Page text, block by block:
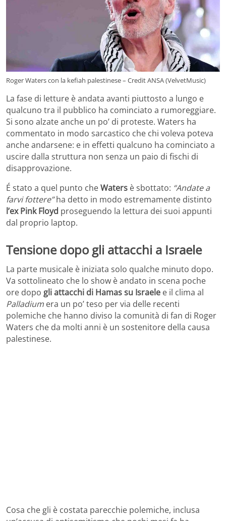
Roger Waters con la kefiah palestinese – Credit ANSA (VelvetMusic)
La fase di letture è andata avanti piuttosto a lungo e
qualcuno tra il pubblico ha cominciato a rumoreggiare.
Si sono alzate anche un po’ di proteste. Waters ha
commentato in modo sarcastico che chi voleva poteva
anche andarsene: e in effetti qualcuno ha cominciato a
uscire dalla struttura non senza un paio di fischi di
disapprovazione.
É stato a quel punto cheWaters è sbottato: “Andate a
farvi fottere”ha detto in modo estremamente distinto
l’ex Pink Floyd proseguendo la lettura dei suoi appunti
dal proprio laptop.
Tensione dopo gli attacchi a Israele
La parte musicale è iniziata solo qualche minuto dopo.
Va sottolineato che lo show è andato in scena poche
ore dopo gli attacchi di Hamas su Israele e il clima al
Palladium era un po’ teso per via delle recenti
polemiche che hanno diviso la comunità di fan di Roger
Waters che da molti anni è un sostenitore della causa
palestinese.
Cosa che gli è costata parecchie polemiche, inclusa